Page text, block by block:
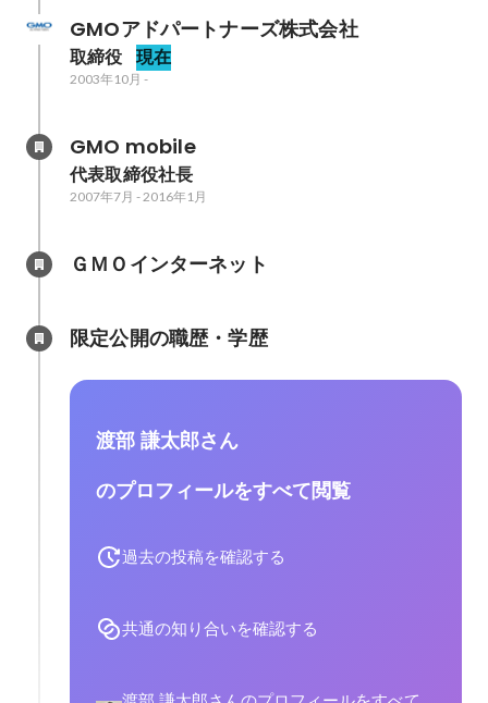
GMOアドパートナーズ株式会社
取締役 現在
2003年10月 -
GMO mobile
代表取締役社長
2007年7月 -2016年1月
ＧＭＯインターネット
限定公開の職歴・学歴
渡部 謙太郎さん
のプロフィールをすべて閲覧
過去の投稿を確認する
共通の知り合いを確認する